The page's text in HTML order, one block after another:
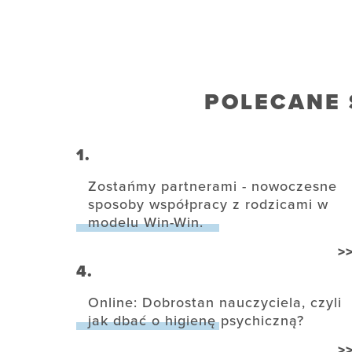
POLECANE
1.
Zostańmy partnerami - nowoczesne
sposoby współpracy z rodzicami w
modelu Win-Win.
4.
Online: Dobrostan nauczyciela, czyli
jak dbać o higienę psychiczną?